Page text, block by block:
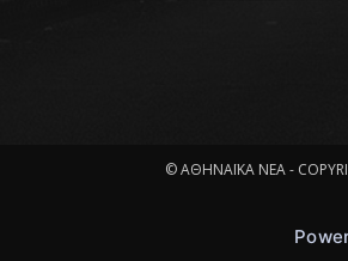
© ΑΘΗΝΑΪΚΑ ΝΕΑ -